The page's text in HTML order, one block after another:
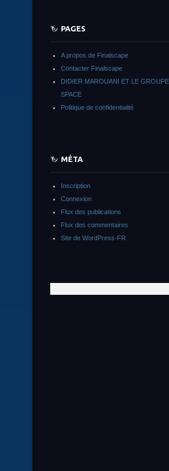
PAGES
A propos de Finalscape
Contacter Finalscape
DIDIER MAROUANI ET LE GROUPE
SPACE
Politique de confidentialité
MÉTA
Inscription
Connexion
Flux des publications
Flux des commentaires
Site de WordPress-FR